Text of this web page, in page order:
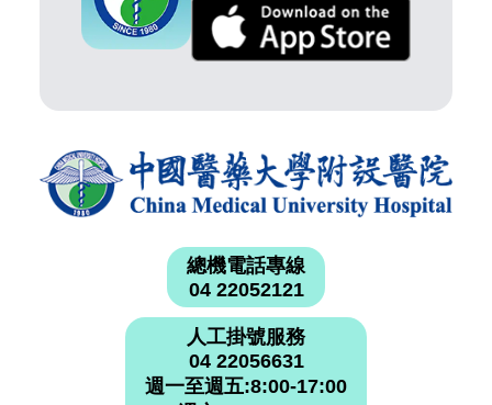
總機電話專線
04 22052121
人工掛號服務
04 22056631
週一至週五:8:00-17:00